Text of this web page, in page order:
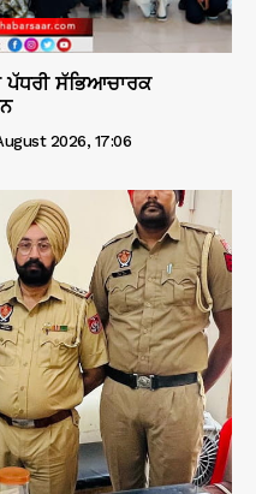
ਪੱਧਰੀ ਸੱਭਿਆਚਾਰਕ
2026, 17:06